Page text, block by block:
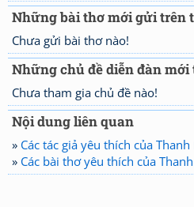
Những bài thơ mới gửi trên
Chưa gửi bài thơ nào!
Những chủ đề diễn đàn mới
Chưa tham gia chủ đề nào!
Nội dung liên quan
» Các tác giả yêu thích của
» Các bài thơ yêu thích của